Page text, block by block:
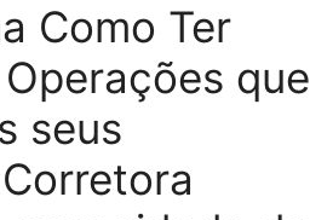
Como Ter
que
seus